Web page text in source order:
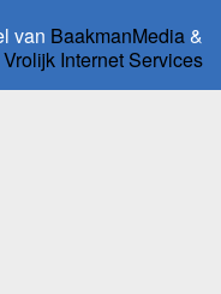
van BaakmanMedia&
Vrolijk Internet Services